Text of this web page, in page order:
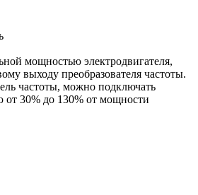
мощностью электродвигателя,
выходу преобразователя частоты.
частоты, можно подключать
от 30% до 130% от мощности